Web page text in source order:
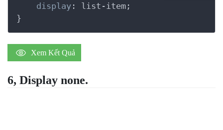
display: list-item
}
Xem Kết Quả
6, Display none.